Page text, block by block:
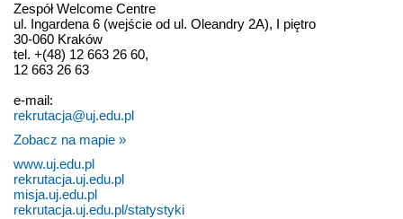
Zespół Welcome Centre
ul. Ingardena 6 (wejście od ul. Oleandry 2A), I piętro
30-060 Kraków
tel. +(48) 12 663 26 60,
12 663 26 63
e-mail:
rekrutacja@uj.edu.pl
Zobacz na mapie »
www.uj.edu.pl
rekrutacja.uj.edu.pl
misja.uj.edu.pl
rekrutacja.uj.edu.pl/statystyki